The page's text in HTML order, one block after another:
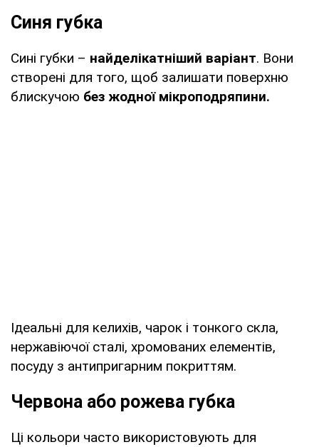
Синя губка
Сині губки – найделікатніший варіант. Вони
створені для того, щоб залишати поверхню
блискучою без жодної мікроподряпини.
Ідеальні для келихів, чарок і тонкого скла,
нержавіючої сталі, хромованих елементів,
посуду з антипригарним покриттям.
Червона або рожева губка
Ці кольори часто використовують для